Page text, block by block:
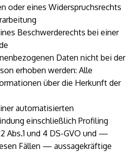
oder eines Widerspruchsrechts
Beschwerderechts bei einer
Daten nicht bei der
erhoben werden: Alle
über die Herkunft der
automatisierten
einschließlich Profiling
Abs.1 und 4 DS-GVO und —
Fällen — aussagekräftige